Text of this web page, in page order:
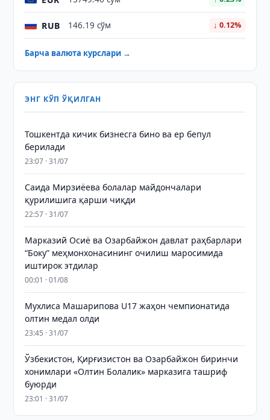
RUB 146.19 сўм ↓ 0.12%
Барча валюта курслари →
ЭНГ КЎП ЎҚИЛГАН
Тошкентда кичик бизнесга бино ва ер бепул
берилади
23:07 · 31/07
Саида Мирзиёева болалар майдончалари
қурилишига қарши чиқди
22:57 · 31/07
Марказий Осиё ва Озарбайжон давлат раҳбарлари
“Боку” меҳмонхонасининг очилиш маросимида
иштирок этдилар
00:01 · 01/08
Мухлиса Машарипова U17 жаҳон чемпионатида
олтин медал олди
23:45 · 31/07
Ўзбекистон, Қирғизистон ва Озарбайжон биринчи
хонимлари «Олтин Болалик» марказига ташриф
буюрди
23:01 · 31/07